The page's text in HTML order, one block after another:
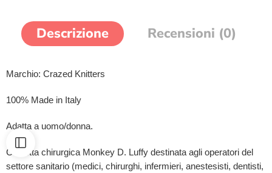
Descrizione Recensioni (0)
Marchio: Crazed Knitters
100% Made in Italy
Adatta a uomo/donna.
Cuffietta chirurgica Monkey D. Luffy destinata agli operatori del
settore sanitario (medici, chirurghi, infermieri, anestesisti, dentisti,